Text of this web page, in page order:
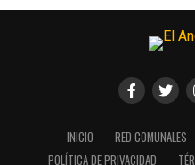
INICIO RED COMUNALES
POLÍTICA DE PRIVACIDAD